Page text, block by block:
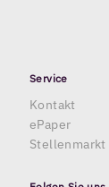
Service
Kontakt
ePaper
Stellenmarkt